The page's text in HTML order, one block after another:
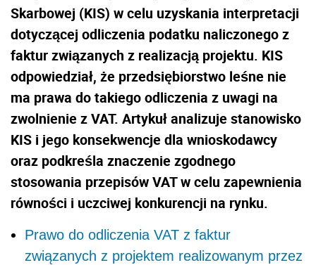
Skarbowej (KIS) w celu uzyskania interpretacji
dotyczącej odliczenia podatku naliczonego z
faktur związanych z realizacją projektu. KIS
odpowiedział, że przedsiębiorstwo leśne nie
ma prawa do takiego odliczenia z uwagi na
zwolnienie z VAT. Artykuł analizuje stanowisko
KIS i jego konsekwencje dla wnioskodawcy
oraz podkreśla znaczenie zgodnego
stosowania przepisów VAT w celu zapewnienia
równości i uczciwej konkurencji na rynku.
Prawo do odliczenia VAT z faktur
związanych z projektem realizowanym przez